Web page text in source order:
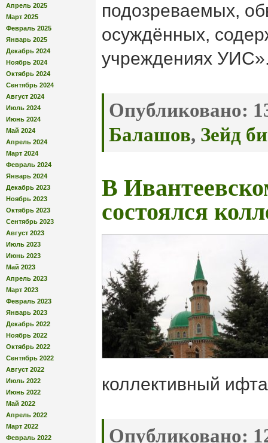
Апрель 2025
Март 2025
Февраль 2025
Январь 2025
Декабрь 2024
Ноябрь 2024
Октябрь 2024
Сентябрь 2024
Август 2024
Июль 2024
Июнь 2024
Май 2024
Апрель 2024
Март 2024
Февраль 2024
Январь 2024
Декабрь 2023
Ноябрь 2023
Октябрь 2023
Сентябрь 2023
Август 2023
Июль 2023
Июнь 2023
Май 2023
Апрель 2023
Март 2023
Февраль 2023
Январь 2023
Декабрь 2022
Ноябрь 2022
Октябрь 2022
Сентябрь 2022
Август 2022
Июль 2022
Июнь 2022
Май 2022
Апрель 2022
Март 2022
Февраль 2022
подозреваемых,
осуждённых,
учреждениях
Опубликовано:
Балашов, Зейд
В
состоялся
коллективный
Опубликовано: